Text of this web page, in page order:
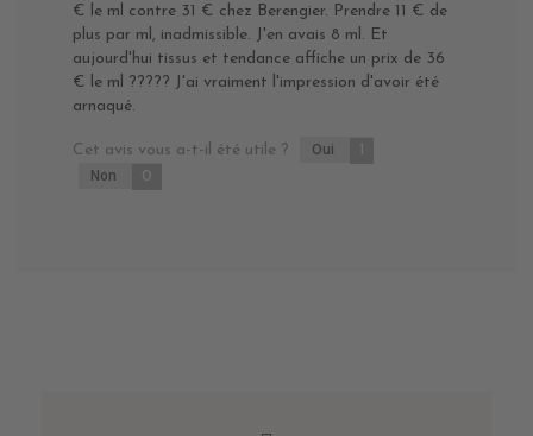
€ le ml contre 31 € chez Berengier. Prendre 11 € de
plus par ml, inadmissible. J'en avais 8 ml. Et
aujourd'hui tissus et tendance affiche un prix de 36
€ le ml ????? J'ai vraiment l'impression d'avoir été
arnaqué.
Cet avis vous a-t-il été utile ? Oui
Non 0